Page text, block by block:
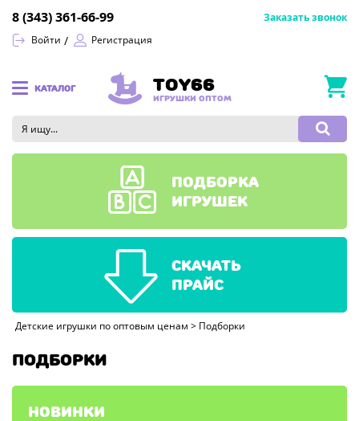
Войти Регистрация
8 (343) 361-66-99 Заказать звонок
КАТАЛОГ TOY66
ИГРУШКИ ОПТОМ
Детские игрушки по оптовым ценам > Подборки
ПОДБОРКИ
Новинки
ПОДБОРКА
ИГРУШЕК
СКАЧАТЬ
ПРАЙС